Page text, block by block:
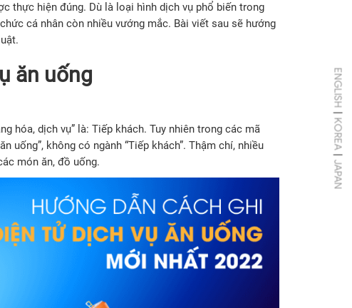
thực hiện đúng. Dù là loại hình dịch vụ phổ biến trong
cá nhân còn nhiều vướng mắc. Bài viết sau sẽ hướng
ăn uống
hóa, dịch vụ” là: Tiếp khách. Tuy nhiên trong các mã
uống”, không có ngành “Tiếp khách”. Thậm chí, nhiều
món ăn, đồ uống.
ENGLISH
|
KOREA
|
JAPAN